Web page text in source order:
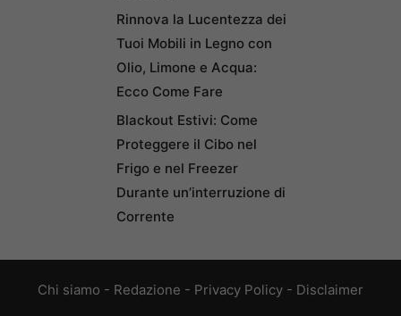
Rinnova la Lucentezza dei
Tuoi Mobili in Legno con
Olio, Limone e Acqua:
Ecco Come Fare
Blackout Estivi: Come
Proteggere il Cibo nel
Frigo e nel Freezer
Durante un’interruzione di
Corrente
Chi siamo - Redazione - Privacy Policy - Disclaimer